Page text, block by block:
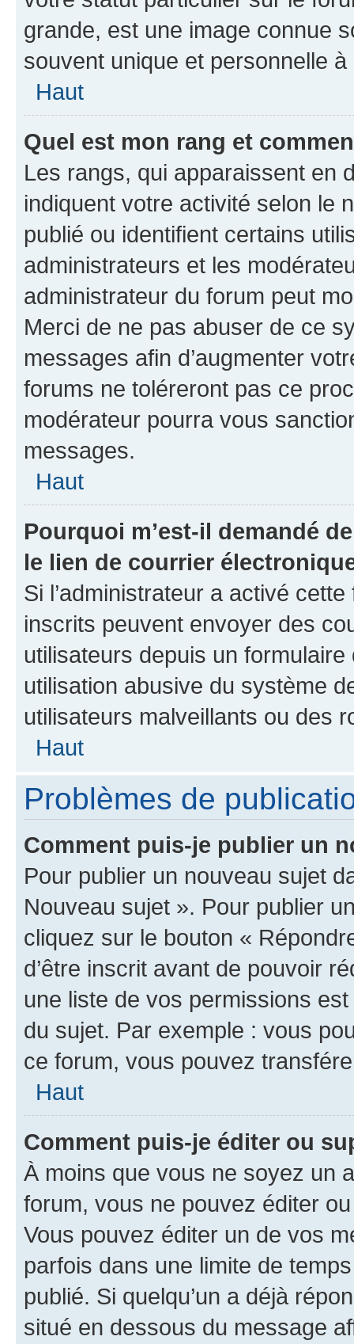
grande, est une image connue
souvent unique et personnelle
Haut
Quel est mon rang et
Les rangs, qui apparaissent en
indiquent votre activité selon le
publié ou identifient certains
administrateurs et les
administrateur du forum peut
Merci de ne pas abuser de ce
messages afin d’augmenter
forums ne toléreront pas ce
modérateur pourra vous
messages.
Haut
Pourquoi m’est-il demandé
le lien de courrier
Si l’administrateur a activé
inscrits peuvent envoyer des
utilisateurs depuis un
utilisation abusive du système
utilisateurs malveillants ou des
Haut
Problèmes de
Comment puis-je publier un
Pour publier un nouveau sujet
Nouveau sujet ». Pour publier
cliquez sur le bouton «
d’être inscrit avant de pouvoir
une liste de vos permissions
du sujet. Par exemple : vous
ce forum, vous pouvez
Haut
Comment puis-je éditer ou
À moins que vous ne soyez un
forum, vous ne pouvez éditer
Vous pouvez éditer un de vos
parfois dans une limite de
publié. Si quelqu’un a déjà
situé en dessous du message